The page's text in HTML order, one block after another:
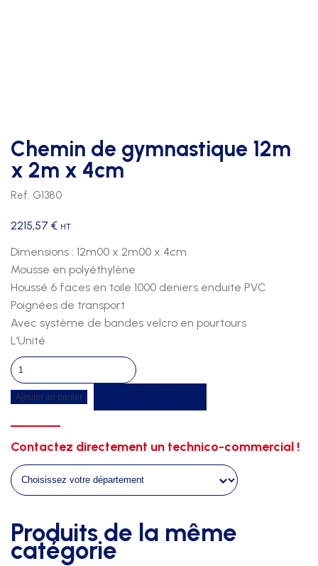
Chemin de gymnastique 12m
x 2m x 4cm
Ref. G1380
2215,57 € HT
Dimensions : 12m00 x 2m00 x 4cm
Mousse en polyéthylène
Houssé 6 faces en toile 1000 deniers enduite PVC
Poignées de transport
Avec système de bandes velcro en pourtours
L’Unité
quantité
de
Chemin
12m
x
2m
4cm
Ajouter au panier
Contactez directement un technico-commercial !
Produits de la même
catégorie